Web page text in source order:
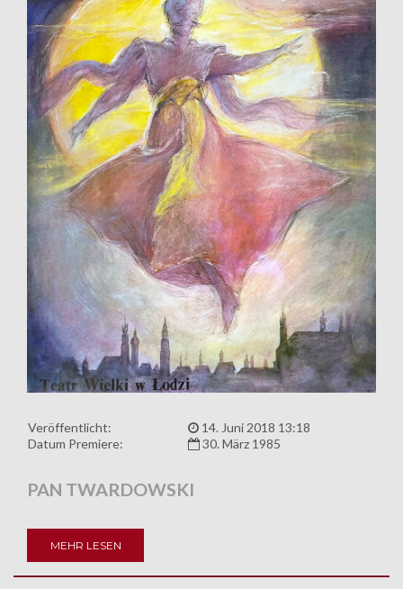
Veröffentlicht:
14. Juni 2018 13:18
Datum Premiere:
30. März 1985
PAN TWARDOWSKI
MEHR LESEN